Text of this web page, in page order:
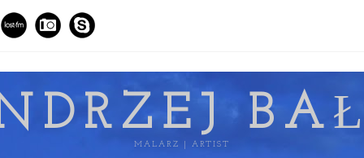
BA
MALARZ | ARTIST